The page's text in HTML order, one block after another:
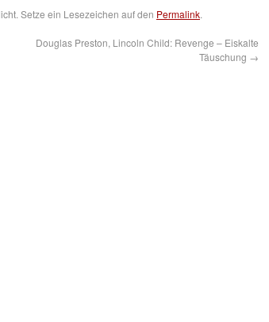
Setze ein Lesezeichen auf den Permalink.
Douglas Preston, Lincoln Child: Revenge – Eiskalte
Täuschung →